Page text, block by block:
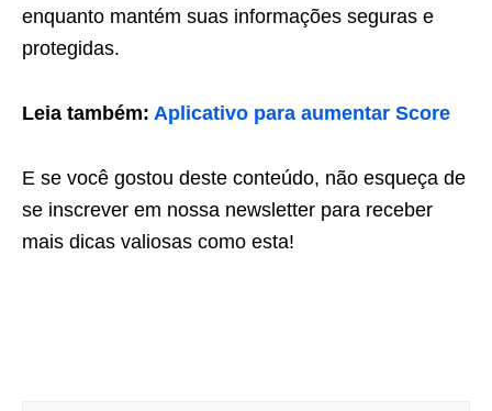
enquanto mantém suas informações seguras e
protegidas.
Leia também: Aplicativo para aumentar Score
E se você gostou deste conteúdo, não esqueça de
se inscrever em nossa newsletter para receber
mais dicas valiosas como esta!